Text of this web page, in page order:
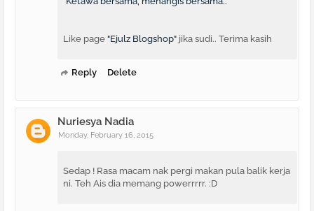
Like page "Ejulz Blogshop" jika sudi.. Terima kasih
Reply Delete
Nuriesya Nadia
Monday, February 16, 2015
Sedap ! Rasa macam nak pergi makan pula balik kerja
ni. Teh Ais dia memang powerrrrr. :D